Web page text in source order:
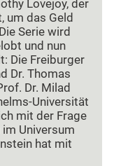
Lovejoy, der
um das Geld
Serie wird
und nun
Die Freiburger
Dr. Thomas
Dr. Milad
Universität
mit der Frage
Universum
hat mit